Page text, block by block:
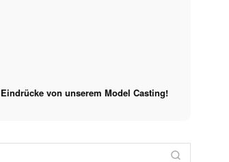
Eindrücke von unserem Model Casting!
Influencer